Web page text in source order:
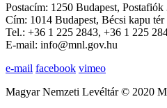
Postacím: 1250 Budapest, Postafiók
Cím: 1014 Budapest, Bécsi kapu tér
Tel.: +36 1 225 2843, +36 1 225
E-mail: info@mnl.gov.hu
e-mail facebook vimeo
Magyar Nemzeti Levéltár © 2020